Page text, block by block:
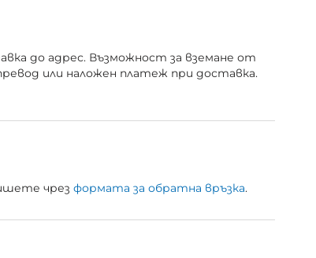
до адрес. Възможност за вземане от
или наложен платеж при доставка.
чрез формата за обратна връзка.